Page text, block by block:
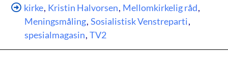
kirke, Kristin Halvorsen, Mellomkirkelig råd,
Meningsmåling, Sosialistisk Venstreparti,
spesialmagasin, TV2